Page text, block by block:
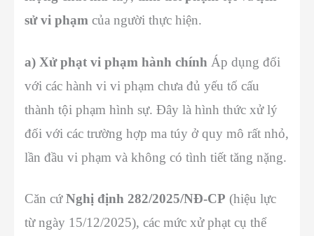
sử vi phạm của người thực hiện.
a) Xử phạt vi phạm hành chính Áp dụng đối
với các hành vi vi phạm chưa đủ yếu tố cấu
thành tội phạm hình sự. Đây là hình thức xử lý
đối với các trường hợp ma túy ở quy mô rất nhỏ,
lần đầu vi phạm và không có tình tiết tăng nặng.
Căn cứNghị định 282/2025/NĐ-CP (hiệu lực
từ ngày 15/12/2025), các mức xử phạt cụ thể